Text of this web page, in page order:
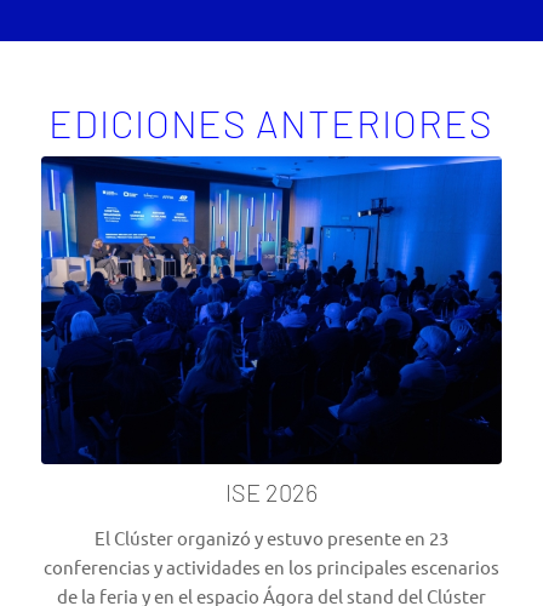
EDICIONES ANTERIORES
ISE 2026
El Clúster organizó y estuvo presente en 23
conferencias y actividades en los principales escenarios
de la feria y en el espacio Ágora del stand del Clúster